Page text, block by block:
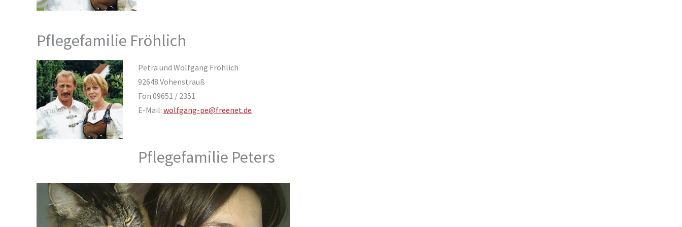
Pflegefamilie Fröhlich
Petra und Wolfgang Fröhlich
92648 Vohenstrauß
Fon 09651 / 2351
E-Mail: wolfgang-pe@freenet.de
Pflegefamilie Peters